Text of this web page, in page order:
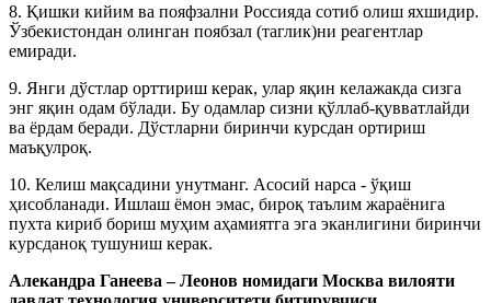
8. Қишки кийим ва пояфзални Россияда сотиб олиш яхшидир.
Ўзбекистондан олинган поябзал (таглик)ни реагентлар
емиради.
9. Янги дўстлар орттириш керак, улар яқин келажакда сизга
энг яқин одам бўлади. Бу одамлар сизни қўллаб-қувватлайди
ва ёрдам беради. Дўстларни биринчи курсдан ортириш
маъқулроқ.
10. Келиш мақсадини унутманг. Асосий нарса - ўқиш
ҳисобланади. Ишлаш ёмон эмас, бироқ таълим жараёнига
пухта кириб бориш муҳим аҳамиятга эга эканлигини биринчи
курсданоқ тушуниш керак.
Алекандра Ганеева – Леонов номидаги Москва вилояти